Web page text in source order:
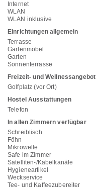
Internet
WLAN
WLAN inklusive
Einrichtungen allgemein
Terrasse
Gartenmöbel
Garten
Sonnenterrasse
Freizeit- und Wellnessangebot
Golfplatz (vor Ort)
Hostel Ausstattungen
Telefon
In allen Zimmern verfügbar
Schreibtisch
Föhn
Mikrowelle
Safe im Zimmer
Satelliten-/Kabelkanäle
Hygieneartikel
Weckservice
Tee- und Kaffeezubereiter